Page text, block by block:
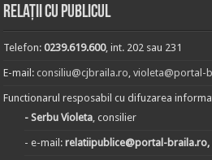
Relații cu publicul
Telefon:0239.619.600, int. 202 sau 231
E-mail:consiliu@cjbraila.ro,violeta@portal-
Functionarul resposabil cu difuzarea
- Serbu Violeta, consilier
- e-mail:relatiipublice@portal-